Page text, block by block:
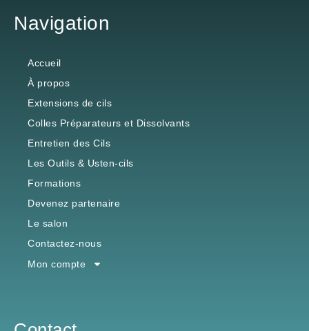
Navigation
Accueil
À propos
Extensions de cils
Colles Préparateurs et Dissolvants
Entretien des Cils
Les Outils & Usten-cils
Formations
Devenez partenaire
Le salon
Contactez-nous